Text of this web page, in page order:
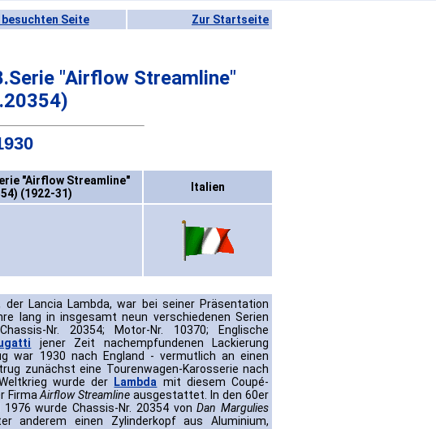
Seite Zur Startseite
"Airflow Streamline"
"Airflow Streamline"
(1922-31)
Italien
Lancia Lambda, war bei seiner Präsentation
lang in insgesamt neun verschiedenen Serien
Nr. 20354; Motor-Nr. 10370; Englische
jener Zeit nachempfundenen Lackierung
war 1930 nach England - vermutlich an einen
zunächst eine Tourenwagen-Karosserie nach
wurde der
Lambda mit diesem Coupé-
FirmaAirflow Streamline ausgestattet. In den 60er
wurde Chassis-Nr. 20354 vonDan Margulies
anderem einen Zylinderkopf aus Aluminium,